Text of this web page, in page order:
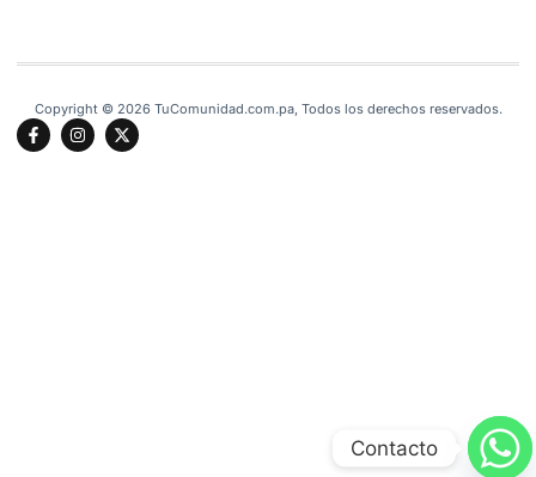
Copyright © 2026 TuComunidad.com.pa, Todos los derechos reservados.
Contacto